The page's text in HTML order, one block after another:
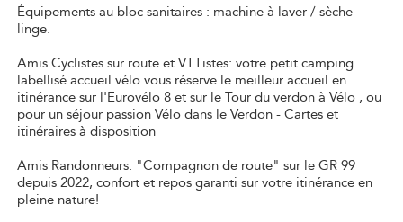
Équipements au bloc sanitaires : machine à laver / sèche
linge.
Amis Cyclistes sur route et VTTistes: votre petit camping
labellisé accueil vélo vous réserve le meilleur accueil en
itinérance sur l'Eurovélo 8 et sur le Tour du verdon à Vélo , ou
pour un séjour passion Vélo dans le Verdon - Cartes et
itinéraires à disposition
Amis Randonneurs: "Compagnon de route" sur le GR 99
depuis 2022, confort et repos garanti sur votre itinérance en
pleine nature!